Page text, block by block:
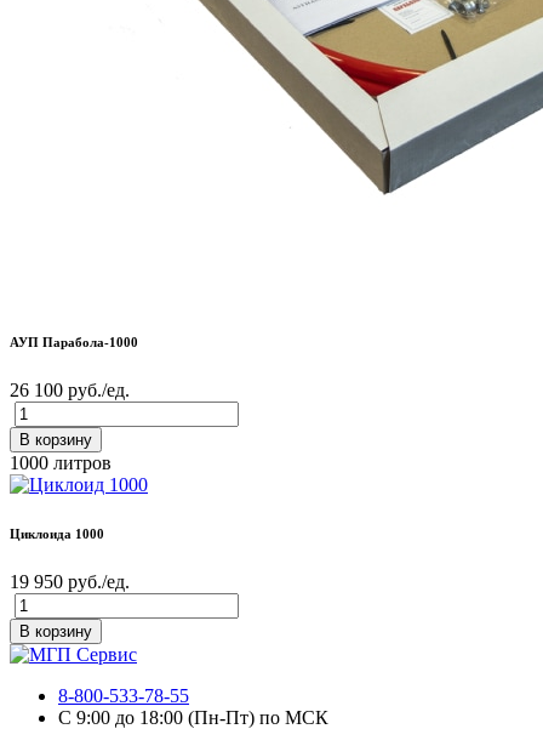
АУП Парабола-1000
26 100 руб./ед.
В корзину
1000 литров
Циклоида 1000
19 950 руб./ед.
В корзину
8-800-533-78-55
C 9:00 до 18:00 (Пн-Пт) по МСК